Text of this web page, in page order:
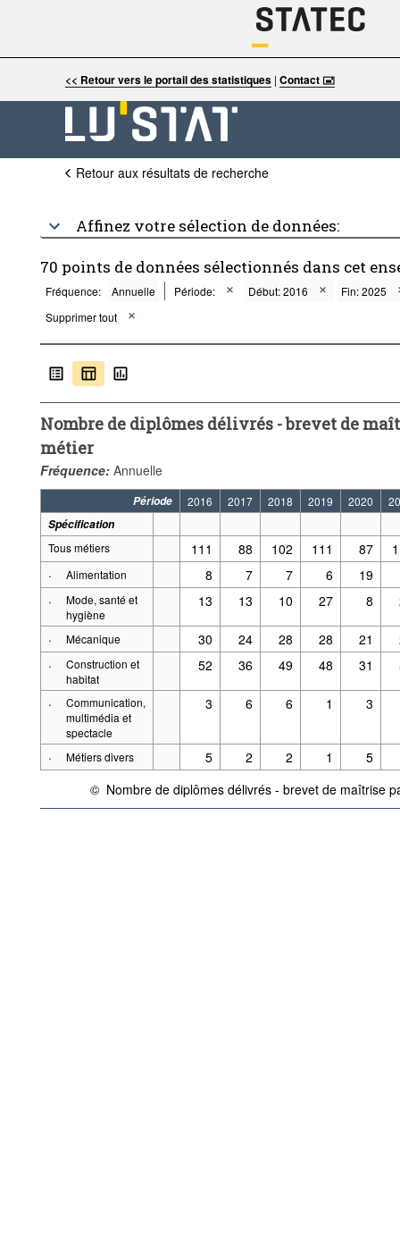
<< Retour vers le portail des statistiques |Contact 🖃
Retour aux résultats de recherche
Affinez votre sélection de données:
70 points de données sélectionnés dans cet
Fréquence: Annuelle Période: Début: 2016
Fin: 2025
Supprimer tout
Nombre de diplômes délivrés - brevet de
métier
Fréquence: Annuelle
Période 2016 2017 2018 2019 2020
Spécification
Tous métiers
111 88 102 111 87
·
Alimentation 8 7 7 6 19
·
Mode, santé et
hygiène
13 13 10 27 8
· Mécanique 30 24 28 28 21
·
Construction et
habitat
52 36 49 48 31
·
Communication,
multimédia et
spectacle
3 6 6 1 3
· Métiers divers 5 2 2 1
5
©
{link} Conditions d'utilisation
Nombre de diplômes délivrés - brevet de maîtrise